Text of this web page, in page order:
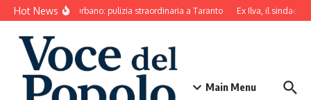
Salta al contenuto
Hot NewsDecoro urbano: pulizia straordinaria a Taranto Ex Ilva, il sindaco
Main Menu